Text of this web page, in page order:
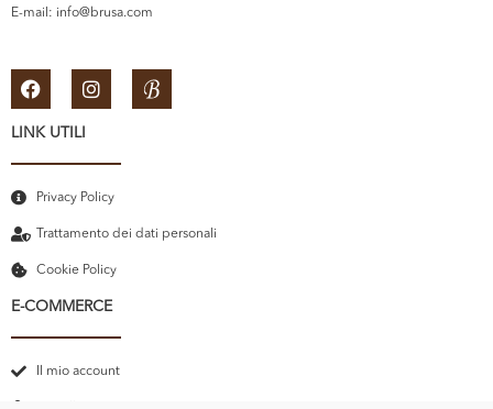
E-mail: info@brusa.com
LINK UTILI
Privacy Policy
Trattamento dei dati personali
Cookie Policy
E-COMMERCE
Il mio account